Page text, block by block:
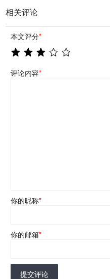
相关评论
本文评分*
评论内容*
你的昵称*
你的邮箱*
提交评论